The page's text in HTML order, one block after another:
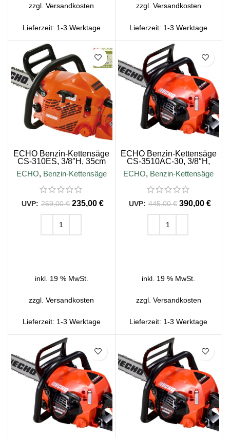
zzgl.Versandkosten
Lieferzeit: 1-3 Werktage
zzgl. Versandkosten
Lieferzeit: 1-3 Werktage
SALE
ECHO Benzin-Kettensäge
CS-310ES, 3/8″H, 35cm
Schienenlänge
ECHO, Benzin-Kettensäge
269,00€ 235,00€
inkl. 19 % MwSt.
zzgl.Versandkosten
Lieferzeit: 1-3 Werktage
ECHO Benzin-Kettensäge
CS-3510AC-30, 3/8″H,
30cm Schienenlänge
ECHO, Benzin-Kettensäge
445,00€ 390,00 €
inkl. 19 % MwSt.
zzgl. Versandkosten
Lieferzeit: 1-3 Werktage